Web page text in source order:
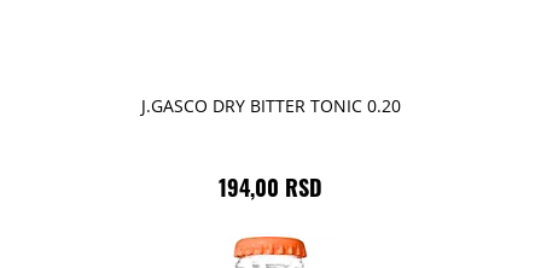
J.GASCO DRY BITTER TONIC 0.20
194,00 RSD